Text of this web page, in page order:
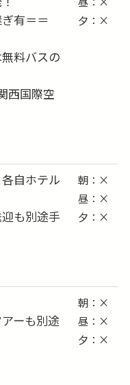
有＝＝
料バスの
西国際空
夕：×
自ホテル
も別途手
朝：×
昼：×
夕：×
ーも別途
朝：×
昼：×
夕：×